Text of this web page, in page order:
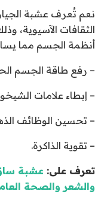
نعم تُعرف عشبة
الثقافات الآسيوية،
أنظمة الجسم مما
– رفع طاقة الجسم
– إبطاء علامات
– تحسين الوظائف
– تقوية الذاكرة.
تعرف على: عشبة
والشعر والصحة